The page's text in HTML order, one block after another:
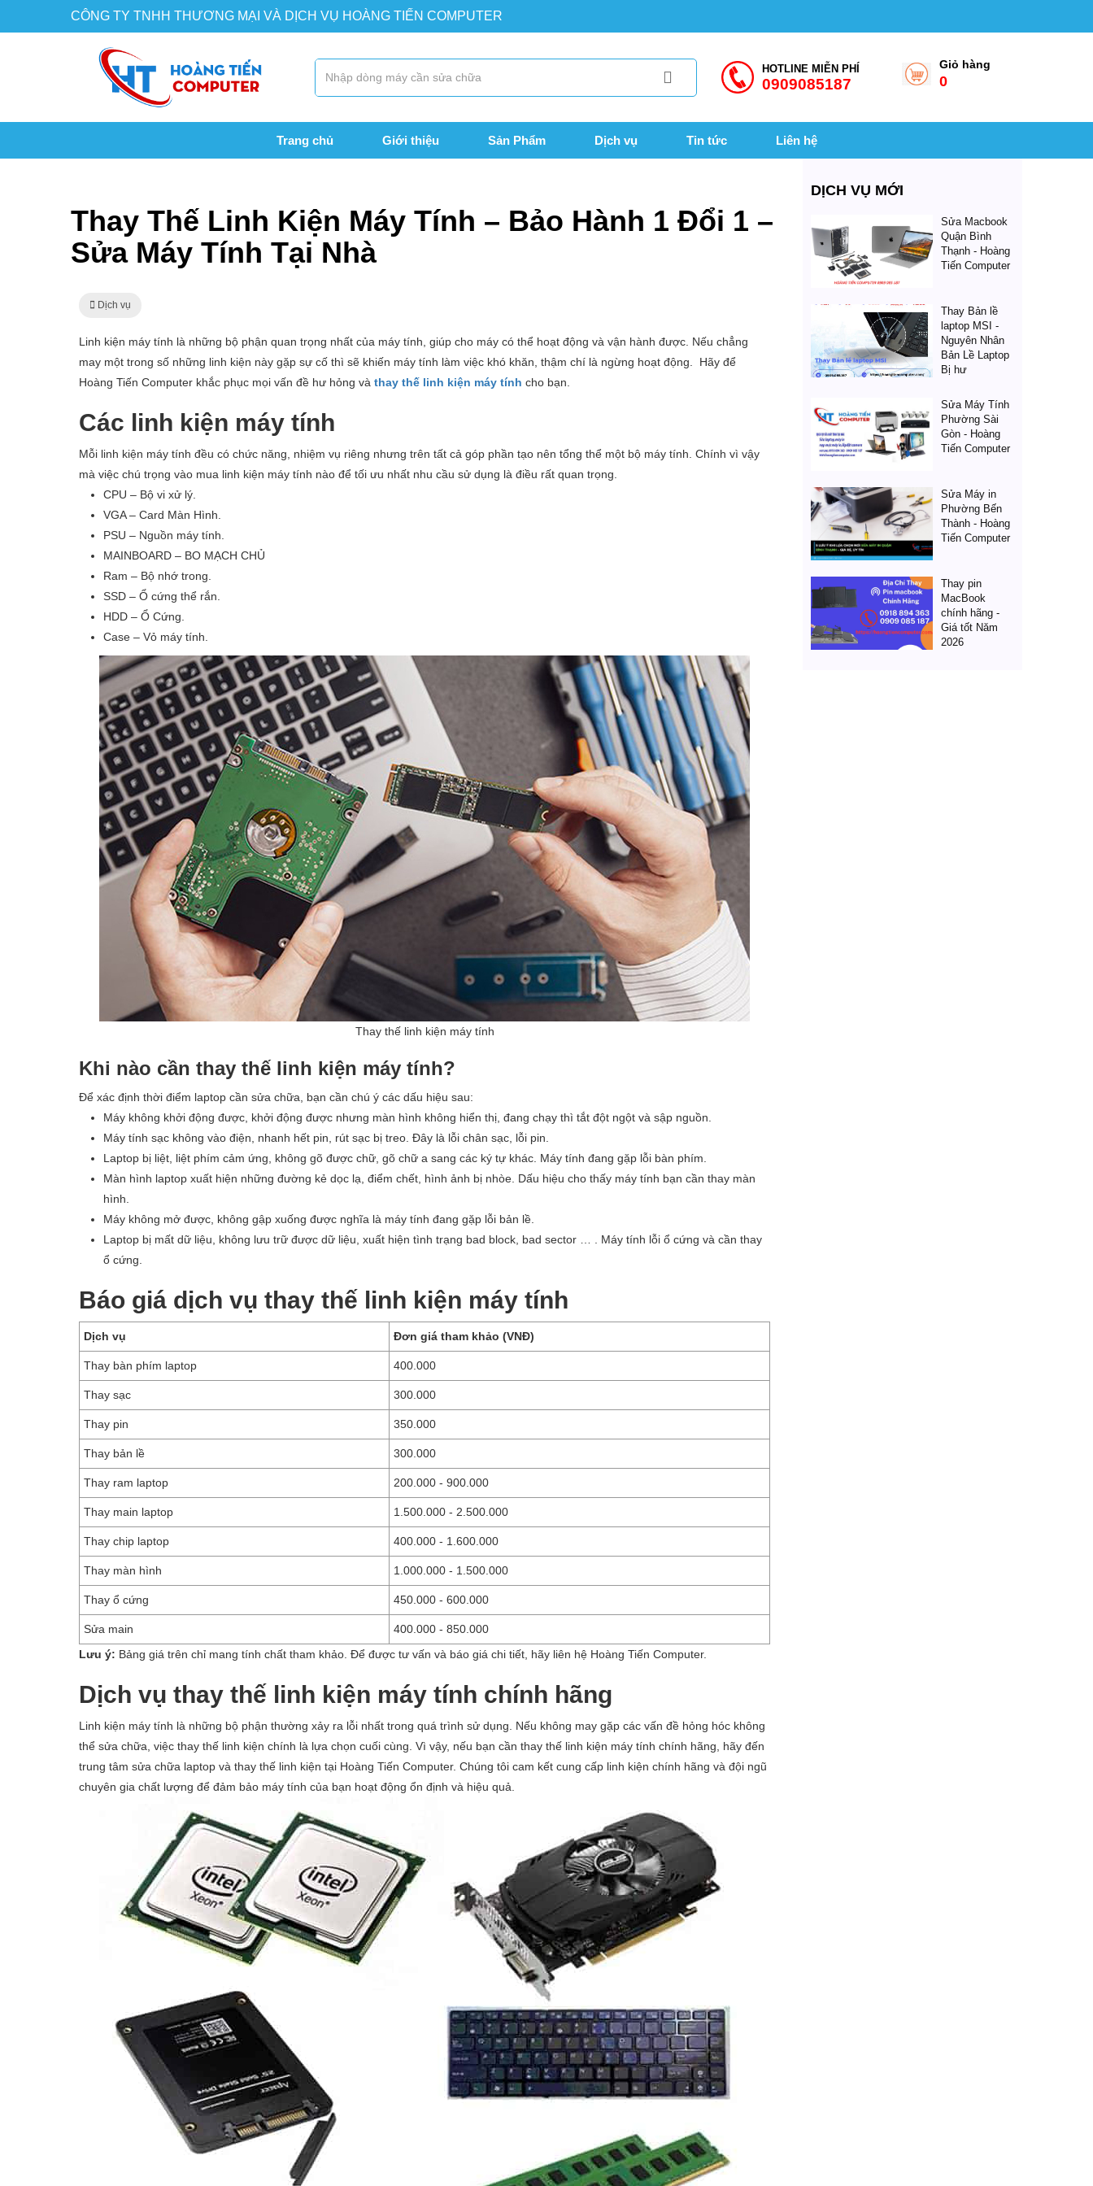
CÔNG TY TNHH THƯƠNG MẠI VÀ DỊCH VỤ HOÀNG TIẾN COMPUTER
Giỏ hàng
0
HOTLINE MIỄN PHÍ
0909085187
Trang chủ Giới thiệu Sản Phẩm Dịch vụ Tin tức Liên hệ
Thay Thế Linh Kiện Máy Tính – Bảo Hành 1 Đổi 1 –
Sửa Máy Tính Tại Nhà
Dịch vụ
Linh kiện máy tính là những bộ phận quan trọng nhất của máy tính, giúp cho máy có thể hoạt động và vận hành được. Nếu chẳng
may một trong số những linh kiện này gặp sự cố thì sẽ khiến máy tính làm việc khó khăn, thậm chí là ngừng hoạt động. Hãy để
Hoàng Tiến Computer khắc phục mọi vấn đề hư hỏng và thay thế linh kiện máy tính cho bạn.
Các linh kiện máy tính
Mỗi linh kiện máy tính đều có chức năng, nhiệm vụ riêng nhưng trên tất cả góp phần tạo nên tổng thể một bộ máy tính. Chính vì vậy
mà việc chú trọng vào mua linh kiện máy tính nào để tối ưu nhất nhu cầu sử dụng là điều rất quan trọng.
CPU – Bộ vi xử lý.
VGA – Card Màn Hình.
PSU – Nguồn máy tính.
MAINBOARD – BO MẠCH CHỦ
Ram – Bộ nhớ trong.
SSD – Ổ cứng thể rắn.
HDD – Ổ Cứng.
Case – Vỏ máy tính.
Thay thế linh kiện máy tính
Khi nào cần thay thế linh kiện máy tính?
Để xác định thời điểm laptop cần sửa chữa, bạn cần chú ý các dấu hiệu sau:
Máy không khởi động được, khởi động được nhưng màn hình không hiển thị, đang chạy thì tắt đột ngột và sập nguồn.
Máy tính sạc không vào điện, nhanh hết pin, rút ​​sạc bị treo. Đây là lỗi chân sạc, lỗi pin.
Laptop bị liệt, liệt phím cảm ứng, không gõ được chữ, gõ chữ a sang các ký tự khác. Máy tính đang gặp lỗi bàn phím.
Màn hình laptop xuất hiện những đường kẻ dọc lạ, điểm chết, hình ảnh bị nhòe. Dấu hiệu cho thấy máy tính bạn cần thay màn
hình.
Máy không mở được, không gập xuống được nghĩa là máy tính đang gặp lỗi bản lề.
Laptop bị mất dữ liệu, không lưu trữ được dữ liệu, xuất hiện tình trạng bad block, bad sector … . Máy tính lỗi ổ cứng và cần thay
ổ cứng.
Báo giá dịch vụ thay thế linh kiện máy tính
Dịch vụ Đơn giá tham khảo (VNĐ)
Thay bàn phím laptop 400.000
Thay sạc 300.000
Thay pin 350.000
Thay bản lề 300.000
Thay ram laptop 200.000 - 900.000
Thay main laptop 1.500.000 - 2.500.000
Thay chip laptop 400.000 - 1.600.000
Thay màn hình 1.000.000 - 1.500.000
Thay ổ cứng 450.000 - 600.000
Sửa main
400.000 - 850.000
Lưu ý: Bảng giá trên chỉ mang tính chất tham khảo. Để được tư vấn và báo giá chi tiết, hãy liên hệ Hoàng Tiến Computer.
Dịch vụ thay thế linh kiện máy tính chính hãng
Linh kiện máy tính là những bộ phận thường xảy ra lỗi nhất trong quá trình sử dụng. Nếu không may gặp các vấn đề hỏng hóc không
thể sửa chữa, việc thay thế linh kiện chính là lựa chọn cuối cùng. Vì vậy, nếu bạn cần thay thế linh kiện máy tính chính hãng, hãy đến
trung tâm sửa chữa laptop và thay thế linh kiện tại Hoàng Tiến Computer. Chúng tôi cam kết cung cấp linh kiện chính hãng và đội ngũ
chuyên gia chất lượng để đảm bảo máy tính của bạn hoạt động ổn định và hiệu quả.
DỊCH VỤ MỚI
Sửa Macbook
Quận Bình
Thạnh - Hoàng
Tiến Computer
Thay Bản lề
laptop MSI -
Nguyên Nhân
Bản Lề Laptop
Bị hư
Sửa Máy Tính
Phường Sài
Gòn - Hoàng
Tiến Computer
Sửa Máy in
Phường Bến
Thành - Hoàng
Tiến Computer
Thay pin
MacBook
chính hãng -
Giá tốt Năm
2026